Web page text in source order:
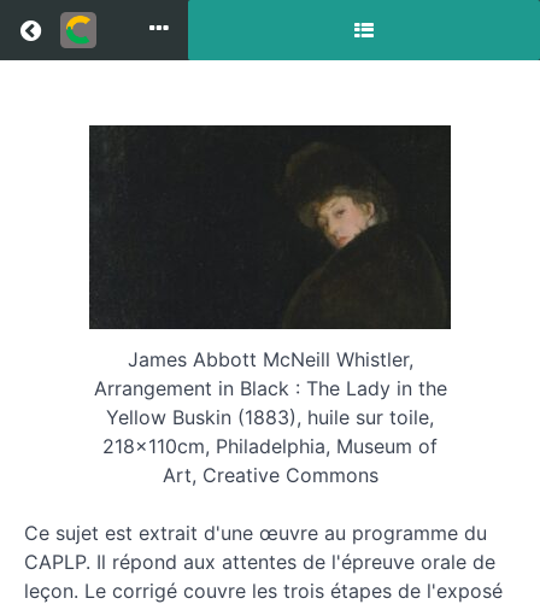
Return to all courses
Analyser
peindre
Course
Overview
James Abbott McNeill Whistler,
Arrangement in Black : The Lady in the
Yellow Buskin (1883), huile sur toile,
218x110cm, Philadelphia, Museum of
Art, Creative Commons
Ce sujet est extrait d'une œuvre au programme du
CAPLP. Il répond aux attentes de l'épreuve orale de
leçon. Le corrigé couvre les trois étapes de l'exposé